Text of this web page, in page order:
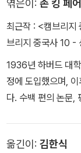
엮은이: 존 킹 페
최근작 : <캠브리지
브리지 중국사 10 -
1936년 하버드 대
정에 도입했으며,
다. 수백 편의 논문,
옮긴이: 김한식